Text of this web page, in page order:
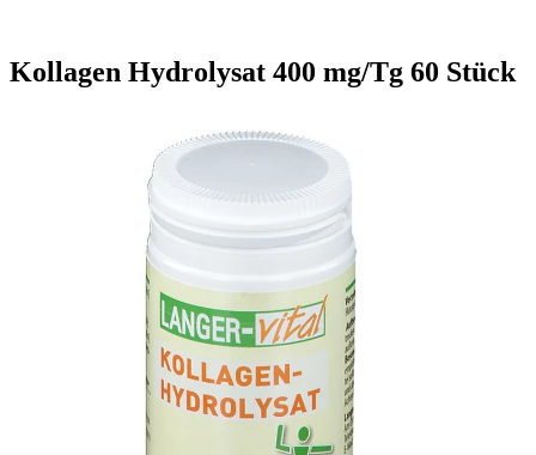
Kollagen Hydrolysat 400 mg/Tg 60 Stück